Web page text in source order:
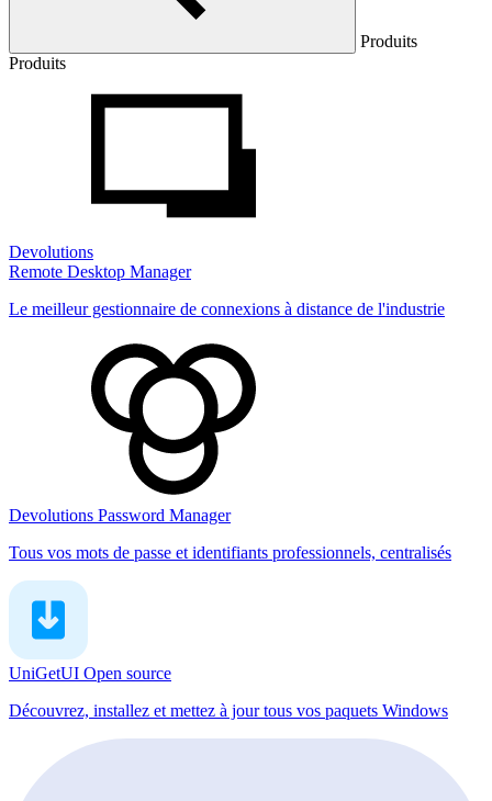
Produits
Produits
Devolutions
Remote Desktop Manager
Le meilleur gestionnaire de connexions à distance de l'industrie
Devolutions Password Manager
Tous vos mots de passe et identifiants professionnels, centralisés
UniGetUI Open source
Découvrez, installez et mettez à jour tous vos paquets Windows